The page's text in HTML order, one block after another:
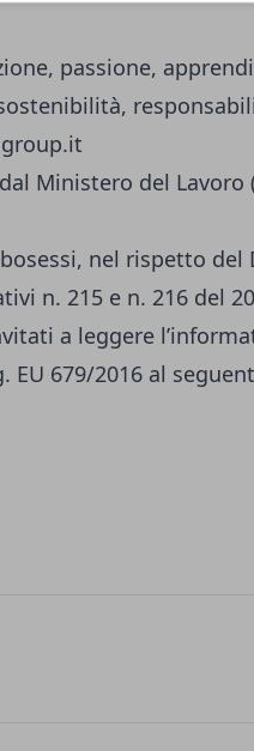
passione,
Ministero del Lavoro
nel rispetto del
n. 215 e n. 216 del
a leggere
EU 679/2016 al